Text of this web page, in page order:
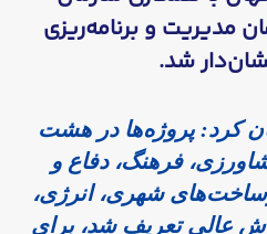
مدیریت و برنامه‌ریزی
شد.
کرد: پروژه‌ها در هشت
فرهنگ، دفاع و
شهری، انرژی،
عالی تعریف شد، برای